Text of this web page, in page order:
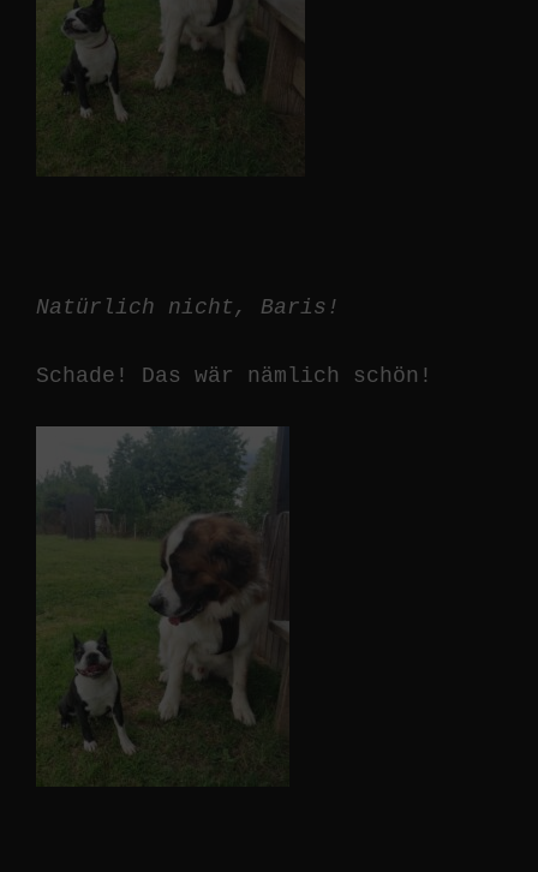
Natürlich nicht, Baris!
Schade! Das wär nämlich schön!